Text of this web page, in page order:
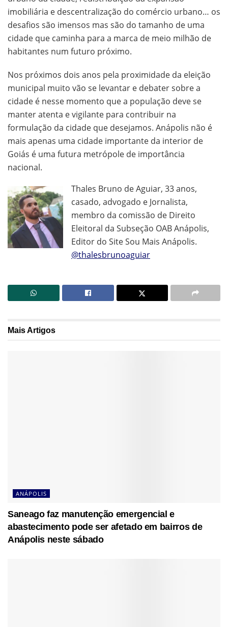
imobiliária e descentralização do comércio urbano… os
desafios são imensos mas são do tamanho de uma
cidade que caminha para a marca de meio milhão de
habitantes num futuro próximo.
Nos próximos dois anos pela proximidade da eleição
municipal muito vão se levantar e debater sobre a
cidade é nesse momento que a população deve se
manter atenta e vigilante para contribuir na
formulação da cidade que desejamos. Anápolis não é
mais apenas uma cidade importante da interior de
Goiás é uma futura metrópole de importância
nacional.
Thales Bruno de Aguiar, 33 anos,
casado, advogado e Jornalista,
membro da comissão de Direito
Eleitoral da Subseção OAB Anápolis,
Editor do Site Sou Mais Anápolis.
@thalesbrunoaguiar
MaisArtigos
ANÁPOLIS
Saneago faz manutenção emergencial e
abastecimento pode ser afetado em bairros de
Anápolis neste sábado